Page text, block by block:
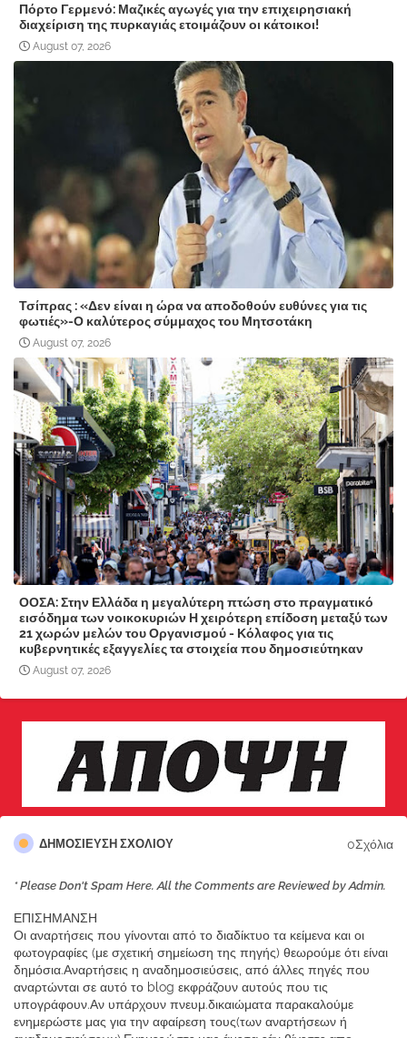
Πόρτο Γερμενό: Μαζικές αγωγές για την επιχειρησιακή
διαχείριση της πυρκαγιάς ετοιμάζουν οι κάτοικοι!
August 07, 2026
Τσίπρας : «Δεν είναι η ώρα να αποδοθούν ευθύνες για τις
φωτιές»-Ο καλύτερος σύμμαχος του Μητσοτάκη
August 07, 2026
ΟΟΣΑ: Στην Ελλάδα η μεγαλύτερη πτώση στο πραγματικό
εισόδημα των νοικοκυριών Η χειρότερη επίδοση μεταξύ των
21 χωρών μελών του Οργανισμού - Κόλαφος για τις
κυβερνητικές εξαγγελίες τα στοιχεία που δημοσιεύτηκαν
August 07, 2026
ΔΗΜΟΣΊΕΥΣΗ ΣΧΟΛΊΟΥ 0Σχόλια
* Please Don't Spam Here. All the Comments are Reviewed by Admin.
ΕΠΙΣΗΜΑΝΣΗ
Οι αναρτήσεις που γίνονται από το διαδίκτυο τα κείμενα και οι
φωτογραφίες (με σχετική σημείωση της πηγής) θεωρούμε ότι είναι
δημόσια.Αναρτήσεις η αναδημοσιεύσεις, από άλλες πηγές που
αναρτώνται σε αυτό το blog εκφράζουν αυτούς που τις
υπογράφουν.Αν υπάρχουν πνευμ.δικαιώματα παρακαλούμε
ενημερώστε μας για την αφαίρεση τους(των αναρτήσεων ή